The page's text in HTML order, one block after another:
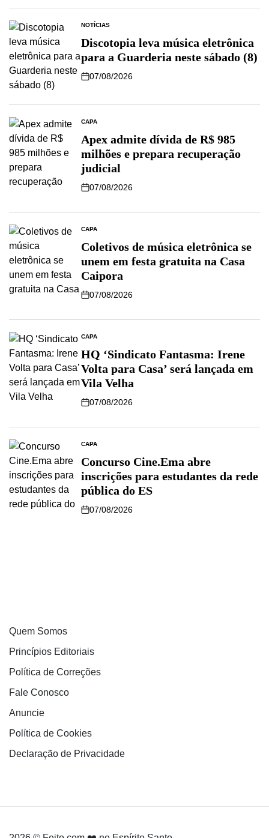
NOTÍCIAS
Discotopia leva música eletrônica
para a Guarderia neste sábado (8)
07/08/2026
CAPA
Apex admite dívida de R$ 985
milhões e prepara recuperação
judicial
07/08/2026
CAPA
Coletivos de música eletrônica se
unem em festa gratuita na Casa
Caipora
07/08/2026
CAPA
HQ ‘Sindicato Fantasma: Irene
Volta para Casa’ será lançada em
Vila Velha
07/08/2026
CAPA
Concurso Cine.Ema abre
inscrições para estudantes da rede
pública do ES
07/08/2026
Quem Somos
Princípios Editoriais
Política de Correções
Fale Conosco
Anuncie
Política de Cookies
Declaração de Privacidade